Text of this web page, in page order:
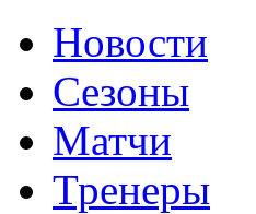
Новости
Сезоны
Матчи
Тренеры